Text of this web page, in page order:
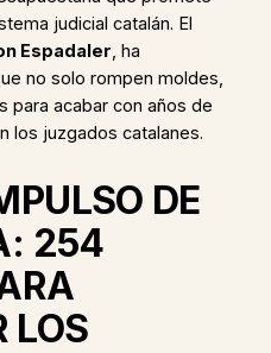
judicial catalán. El
Espadaler, ha
no solo rompen moldes,
para acabar con años de
los juzgados catalanes.
DE
254
LOS